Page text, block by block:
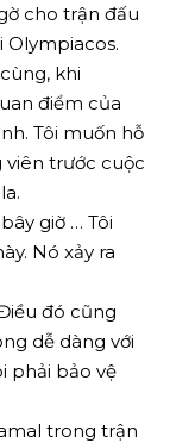
cho trận đấu
Olympiacos.
khi
điểm của
Tôi muốn hỗ
viên trước cuộc
giờ … Tôi
Nó xảy ra
đó cũng
dễ dàng với
phải bảo vệ
trong trận